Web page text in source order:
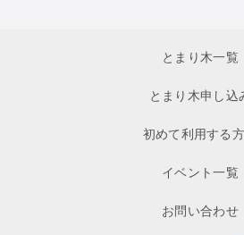
とまり木一覧
とまり木申し込
初めて利用する
イベント一覧
お問い合わせ